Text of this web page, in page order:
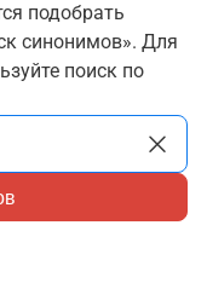
подобрать
синонимов». Для
поиск по